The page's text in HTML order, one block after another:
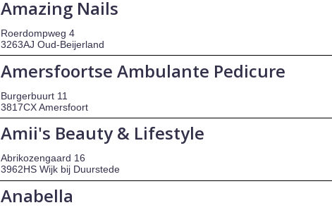
Amazing Nails
Roerdompweg 4
3263AJ Oud-Beijerland
Amersfoortse Ambulante Pedicure
Burgerbuurt 11
3817CX Amersfoort
Amii's Beauty & Lifestyle
Abrikozengaard 16
3962HS Wijk bij Duurstede
Anabella